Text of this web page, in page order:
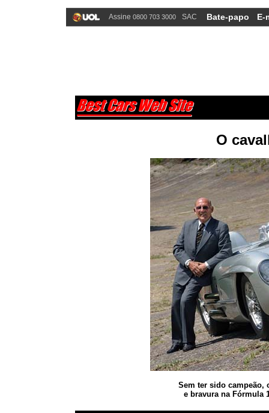
Assine 0800 703 3000 SAC Bate-papo E-
O
Sem ter sido
e bravura na Fórmula